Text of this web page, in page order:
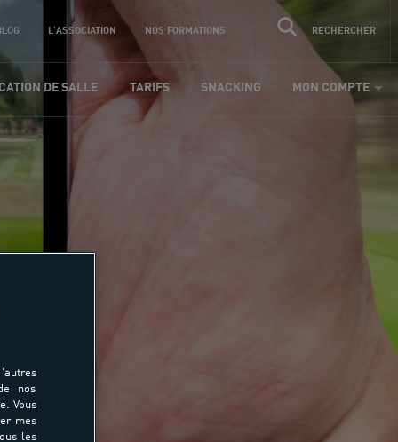
L'ASSOCIATION NOS FORMATIONS RECHERCHER
DE SALLE TARIFS SNACKING MON COMPTE
nos
Vous
mes
les